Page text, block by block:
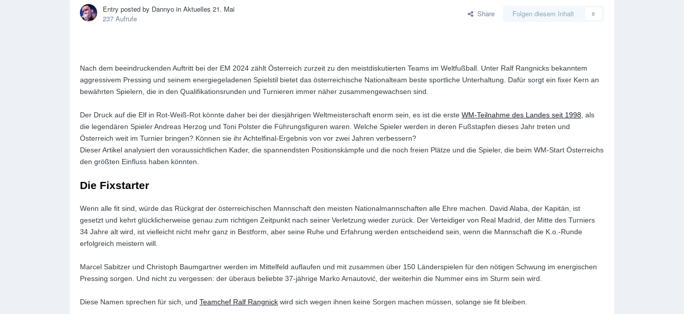
Entry posted by Dannyo in Aktuelles 21. Mai
237 Aufrufe
Share Folgen diesem Inhalt 0
Nach dem beeindruckenden Auftritt bei der EM 2024 zählt Österreich zurzeit zu den meistdiskutierten Teams im Weltfußball. Unter Ralf Rangnicks bekanntem
aggressivem Pressing und seinem energiegeladenen Spielstil bietet das österreichische Nationalteam beste sportliche Unterhaltung. Dafür sorgt ein fixer Kern an
bewährten Spielern, die in den Qualifikationsrunden und Turnieren immer näher zusammengewachsen sind.
Der Druck auf die Elf in Rot-Weiß-Rot könnte daher bei der diesjährigen Weltmeisterschaft enorm sein, es ist die erste WM-Teilnahme des Landes seit 1998 , als
die legendären Spieler Andreas Herzog und Toni Polster die Führungsfiguren waren. Welche Spieler werden in deren Fußstapfen dieses Jahr treten und
Österreich weit im Turnier bringen? Können sie ihr Achtelfinal-Ergebnis von vor zwei Jahren verbessern?
Dieser Artikel analysiert den voraussichtlichen Kader, die spannendsten Positionskämpfe und die noch freien Plätze und die Spieler, die beim WM-Start Österreichs
den größten Einfluss haben könnten.
Die Fixstarter
Wenn alle fit sind, würde das Rückgrat der österreichischen Mannschaft den meisten Nationalmannschaften alle Ehre machen. David Alaba, der Kapitän, ist
gesetzt und kehrt glücklicherweise genau zum richtigen Zeitpunkt nach seiner Verletzung wieder zurück. Der Verteidiger von Real Madrid, der Mitte des Turniers
34 Jahre alt wird, ist vielleicht nicht mehr ganz in Bestform, aber seine Ruhe und Erfahrung werden entscheidend sein, wenn die Mannschaft die K.o.-Runde
erfolgreich meistern will.
Marcel Sabitzer und Christoph Baumgartner werden im Mittelfeld auflaufen und mit zusammen über 150 Länderspielen für den nötigen Schwung im energischen
Pressing sorgen. Und nicht zu vergessen: der überaus beliebte 37-jährige Marko Arnautović, der weiterhin die Nummer eins im Sturm sein wird.
Diese Namen sprechen für sich, und Teamchef Ralf Rangnick wird sich wegen ihnen keine Sorgen machen müssen, solange sie fit bleiben.